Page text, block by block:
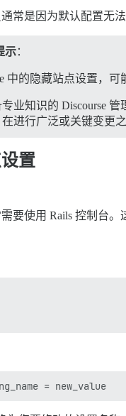
常是因为默认配置无法
示：
中的隐藏站点设置，
业知识的 Discourse
进行广泛或关键变更
置
要使用 Rails 控制台